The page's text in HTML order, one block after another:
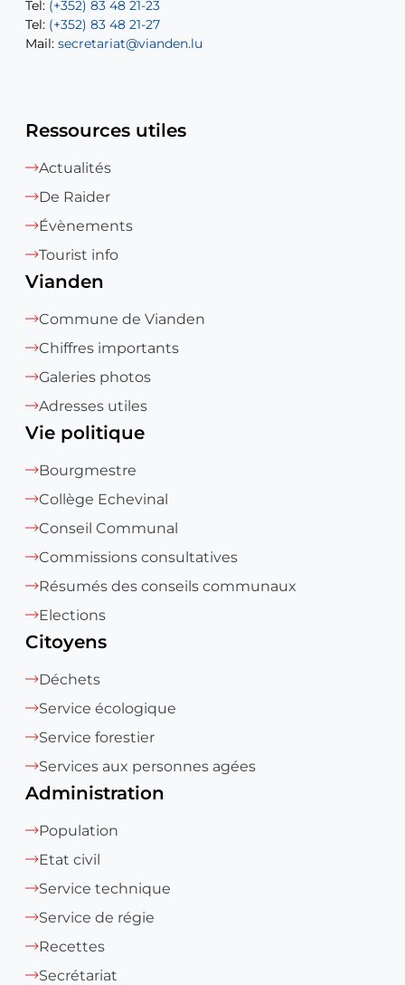
Tel: (+352) 83 48 21-23
Tel: (+352) 83 48 21-27
Mail: secretariat@vianden.lu
Tel: (+352) 83 48 21-22
Mail:sofia.carvalho@vianden.lu
Mail: diane.storn@vianden.lu
Ressources utiles
Actualités
De Raider
Évènements
Tourist info
Vianden
Commune de Vianden
Chiffres importants
Galeries photos
Adresses utiles
Vie politique
Bourgmestre
Collège Echevinal
Conseil Communal
Commissions consultatives
Résumés des conseils communaux
Elections
Citoyens
Déchets
Service écologique
Service forestier
Services aux personnes agées
Administration
Population
Etat civil
Service technique
Service de régie
Recettes
Secrétariat